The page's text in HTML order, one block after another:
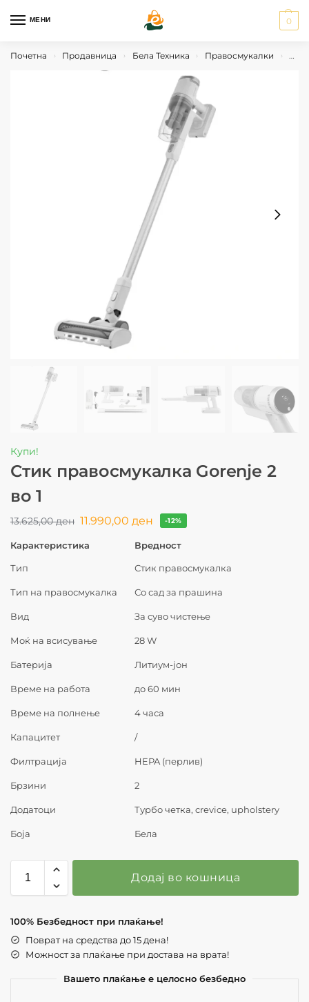
МЕНИ 0
Почетна › Продавница › Бела Техника › Правосмукалки ›
Купи!
Стик правосмукалка Gorenje 2
во 1
13.625,00ден 11.990,00 ден -12%
Карактеристика Вредност
Тип Стик правосмукалка
Тип на правосмукалка Со сад за прашина
Вид За суво чистење
Моќ на всисување 28 W
Батерија Литиум-јон
Време на работа до 60 мин
Време на полнење 4 часа
Капацитет /
Филтрација HEPA (перлив)
Брзини 2
Додатоци Турбо четка, crevice, upholstery
Боја Бела
Додај во кошница
100% Безбедност при плаќање!
Поврат на средства до 15 дена!
Можност за плаќање при достава на врата!
Вашето плаќање е целосно безбедно